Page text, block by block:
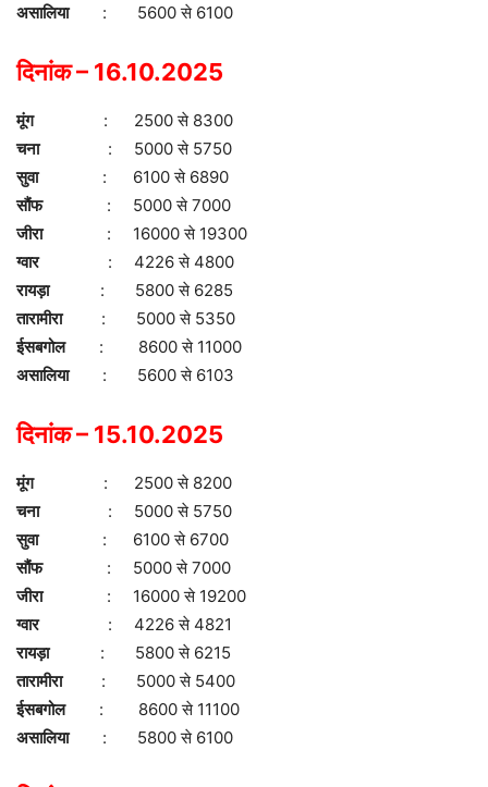
असालिया : 5600 से 6100
दिनांक – 16.10.2025
मूंग: 2500 से 8300
चना : 5000 से 5750
सुवा : 6100 से 6890
सौंफ
: 5000 से 7000
जीरा : 16000 से 19300
ग्वार
: 4226 से 4800
रायड़ा : 5800 से 6285
तारामीरा: 5000 से 5350
ईसबगोल
: 8600 से 11000
असालिया : 5600 से 6103
दिनांक – 15.10.2025
मूंग: 2500 से 8200
चना : 5000 से 5750
सुवा : 6100 से 6700
सौंफ
: 5000 से 7000
जीरा : 16000 से 19200
ग्वार
: 4226 से 4821
रायड़ा : 5800 से 6215
तारामीरा: 5000 से 5400
ईसबगोल
: 8600 से 11100
असालिया : 5800 से 6100